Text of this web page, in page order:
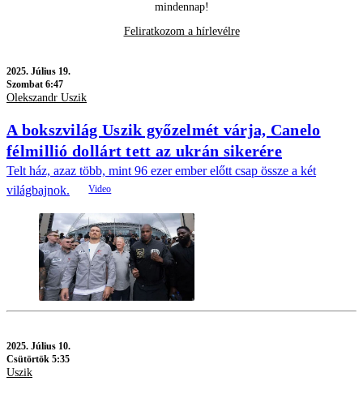
mindennap!
Feliratkozom a hírlevélre
2025. Július 19.
Szombat 6:47
Olekszandr Uszik
A bokszvilág Uszik győzelmét várja, Canelo
félmillió dollárt tett az ukrán sikerére
Telt ház, azaz több, mint 96 ezer ember előtt csap össze a két
világbajnok.
2025. Július 10.
Csütörtök 5:35
Uszik